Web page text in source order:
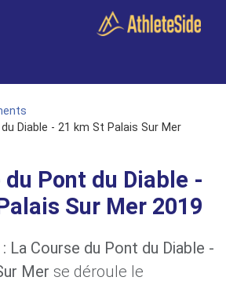
Diable - 21 km St Palais Sur Mer
du Pont du Diable -
Sur Mer 2019
La Course du Pont du Diable -
Mer se déroule le